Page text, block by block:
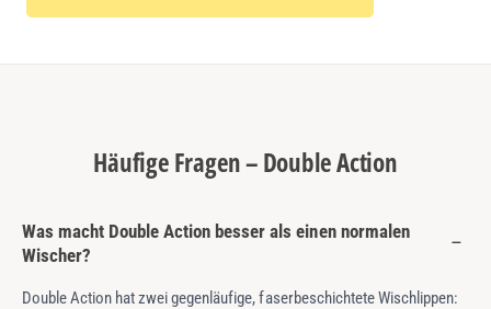
Häufige Fragen – Double Action
Was macht Double Action besser als einen normalen
Wischer?
Double Action hat zwei gegenläufige, faserbeschichtete Wischlippen: